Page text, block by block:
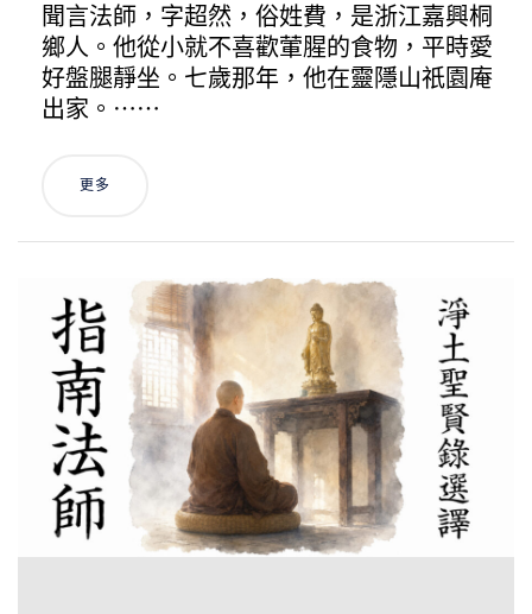
聞言法師，字超然，俗姓費，是浙江嘉興桐
鄉人。他從小就不喜歡葷腥的食物，平時愛
好盤腿靜坐。七歲那年，他在靈隱山祇園庵
出家。⋯⋯
更多